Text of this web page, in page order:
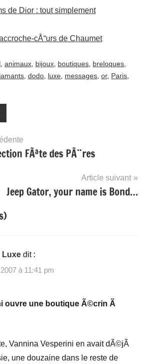
de Dior : tout simplement
cÅ“urs de Chaumet
animaux bijoux boutiques breloques
dodo luxe messages or, Paris
FÃªte des PÃ¨res
Article suivant
Jeep Gator, your name is Bond…
Luxe dit :
à 11:41 pm
ouvre une boutique Ã©crin Ã
Vannina Vesperini en avait dÃ©jÃ
une douzaine dans le reste de